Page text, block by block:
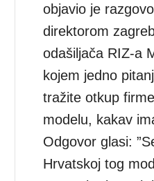
objavio je
direktorom
odašiljača RIZ-a
kojem jedno
tražite otkup
modelu, kakav
Odgovor glasi:
Hrvatskoj tog